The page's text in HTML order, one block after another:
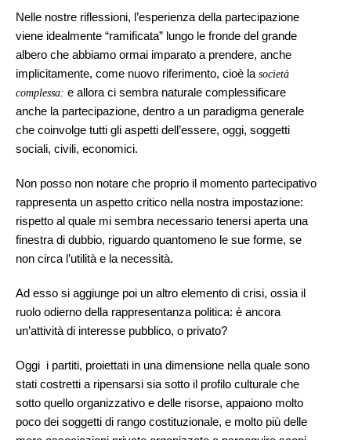
Nelle nostre riflessioni, l’esperienza della partecipazione
viene idealmente “ramificata” lungo le fronde del grande
albero che abbiamo ormai imparato a prendere, anche
implicitamente, come nuovo riferimento, cioè la società
complessa: e allora ci sembra naturale complessificare
anche la partecipazione, dentro a un paradigma generale
che coinvolge tutti gli aspetti dell’essere, oggi, soggetti
sociali, civili, economici.
Non posso non notare che proprio il momento partecipativo
rappresenta un aspetto critico nella nostra impostazione:
rispetto al quale mi sembra necessario tenersi aperta una
finestra di dubbio, riguardo quantomeno le sue forme, se
non circa l’utilità e la necessità.
Ad esso si aggiunge poi un altro elemento di crisi, ossia il
ruolo odierno della rappresentanza politica: è ancora
un’attività di interesse pubblico, o privato?
Oggi i partiti, proiettati in una dimensione nella quale sono
stati costretti a ripensarsi sia sotto il profilo culturale che
sotto quello organizzativo e delle risorse, appaiono molto
poco dei soggetti di rango costituzionale, e molto più delle